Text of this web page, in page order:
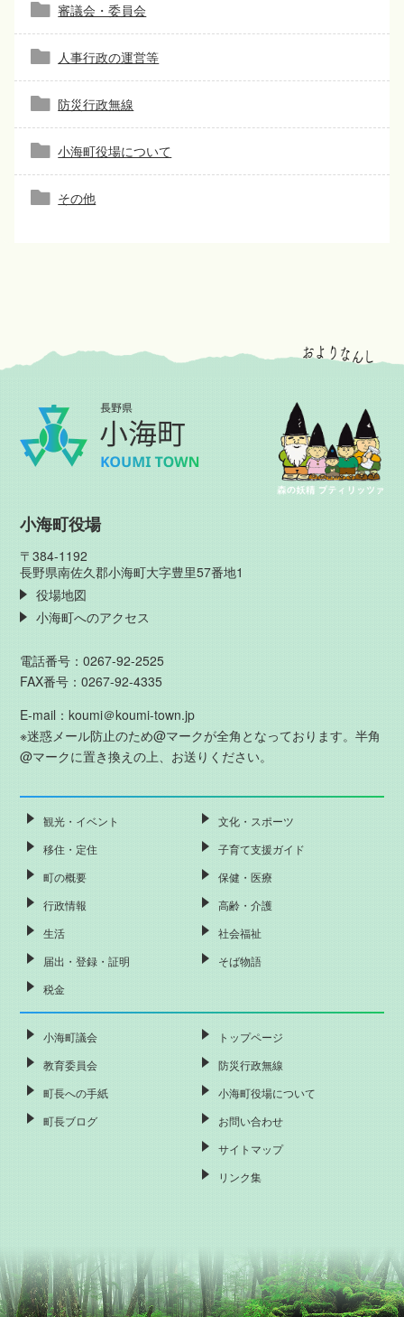
審議会・委員会
人事行政の運営等
防災行政無線
小海町役場について
その他
小海町役場
〒384-1192
長野県南佐久郡小海町大字豊里57番地1
役場地図
小海町へのアクセス
電話番号：0267-92-2525
FAX番号：0267-92-4335
E-mail：koumi＠koumi-town.jp
※迷惑メール防止のため@マークが全角となっております。半角
@マークに置き換えの上、お送りください。
観光・イベント
移住・定住
町の概要
行政情報
生活
届出・登録・証明
税金
文化・スポーツ
子育て支援ガイド
保健・医療
高齢・介護
社会福祉
そば物語
小海町議会
教育委員会
町長への手紙
町長ブログ
トップページ
防災行政無線
小海町役場について
お問い合わせ
サイトマップ
リンク集